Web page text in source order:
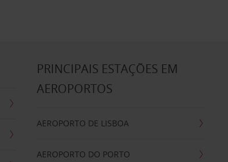
PRINCIPAIS ESTAÇÕES EM
AEROPORTOS
AEROPORTO DE LISBOA
AEROPORTO DO PORTO